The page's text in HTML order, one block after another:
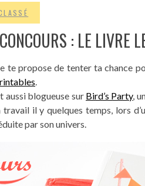
CONCOURS : LE LIVRE
te propose de tenter ta chance
.
aussi blogueuse sur Bird’s Party,
travail il y quelques temps, lors
par son univers.